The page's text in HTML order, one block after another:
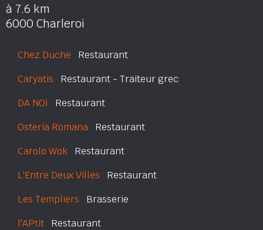
à 7.6 km
6000 Charleroi
Chez Duche Restaurant
Caryatis Restaurant - Traiteur grec
DA NOì Restaurant
Osteria Romana Restaurant
Carolo Wok Restaurant
L'Entre Deux Villes Restaurant
Les Templiers Brasserie
l'APtit Restaurant